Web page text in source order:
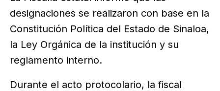
designaciones se realizaron con base en la
Constitución Política del Estado de Sinaloa,
la Ley Orgánica de la institución y su
reglamento interno.
Durante el acto protocolario, la fiscal